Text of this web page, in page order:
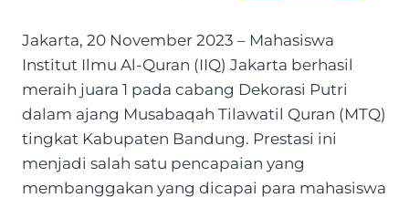
Jakarta, 20 November 2023 – Mahasiswa
Institut Ilmu Al-Quran (IIQ) Jakarta berhasil
meraih juara 1 pada cabang Dekorasi Putri
dalam ajang Musabaqah Tilawatil Quran (MTQ)
tingkat Kabupaten Bandung. Prestasi ini
menjadi salah satu pencapaian yang
membanggakan yang dicapai para mahasiswa